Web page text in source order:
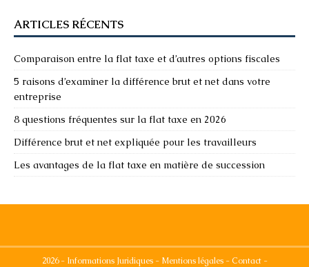
ARTICLES RÉCENTS
Comparaison entre la flat taxe et d’autres options fiscales
5 raisons d’examiner la différence brut et net dans votre
entreprise
8 questions fréquentes sur la flat taxe en 2026
Différence brut et net expliquée pour les travailleurs
Les avantages de la flat taxe en matière de succession
2026 - Informations Juridiques - Mentions légales - Contact -